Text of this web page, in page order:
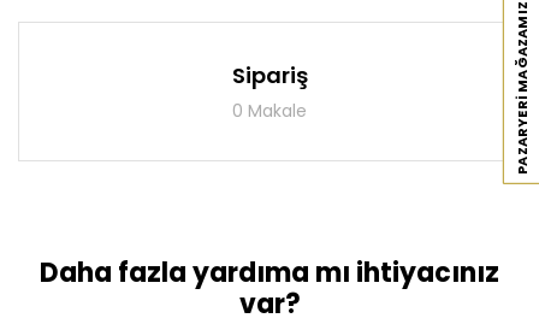
PAZARYERI MAĞAZAMIZ
Sipariş
0 Makale
Daha fazla yardıma mı ihtiyacınız
var?